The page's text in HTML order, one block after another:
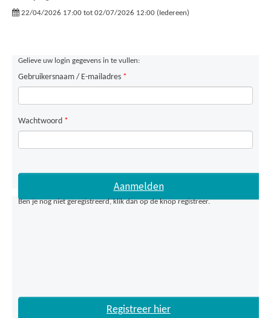
22/04/2026 17:00 tot 02/07/2026 12:00 (Iedereen)
Gelieve uw login gegevens in te vullen:
Gebruikersnaam / E-mailadres *
Wachtwoord *
Ben je nog niet geregistreerd, klik dan op de knop registreer.
Registreer hier